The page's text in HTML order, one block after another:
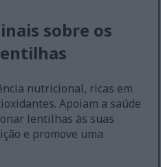
sobre os
nutricional, ricas em
Apoiam a saúde
lentilhas às suas
e promove uma